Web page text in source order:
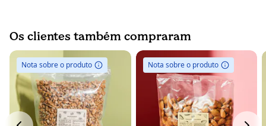
Os clientes também compraram
Nota sobre o produto Nota sobre o produto